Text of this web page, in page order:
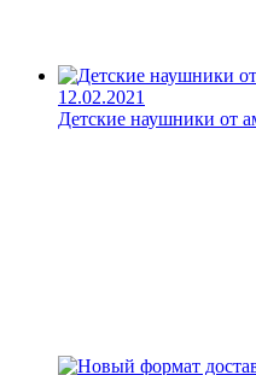
12.02.2021
Детские наушники от